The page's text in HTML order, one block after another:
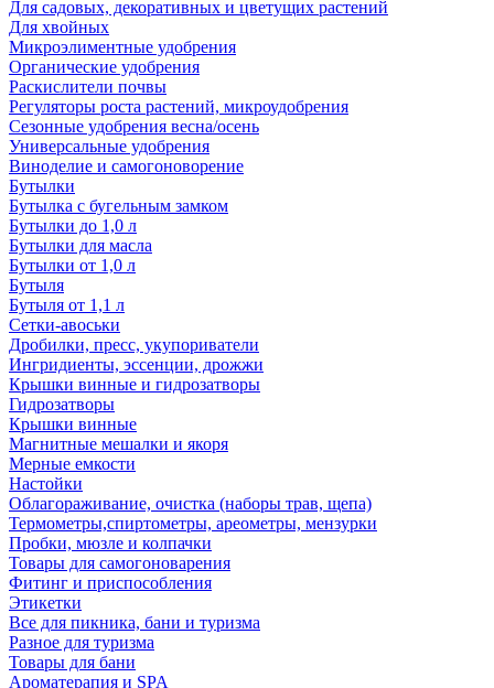
Для садовых, декоративных и цветущих растений
Для хвойных
Микроэлиментные удобрения
Органические удобрения
Раскислители почвы
Регуляторы роста растений, микроудобрения
Сезонные удобрения весна/осень
Универсальные удобрения
Виноделие и самогоноворение
Бутылки
Бутылка с бугельным замком
Бутылки до 1,0 л
Бутылки для масла
Бутылки от 1,0 л
Бутыля
Бутыля от 1,1 л
Сетки-авоськи
Дробилки, пресс, укупориватели
Ингридиенты, эссенции, дрожжи
Крышки винные и гидрозатворы
Гидрозатворы
Крышки винные
Магнитные мешалки и якоря
Мерные емкости
Настойки
Облагораживание, очистка (наборы трав, щепа)
Термометры,спиртометры, ареометры, мензурки
Пробки, мюзле и колпачки
Товары для самогоноварения
Фитинг и приспособления
Этикетки
Все для пикника, бани и туризма
Разное для туризма
Товары для бани
Ароматерапия и SPA